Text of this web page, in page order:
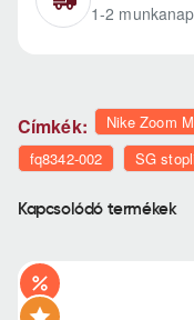
1-2 munkanap
Címkék:
Nike Zoom
fq8342-002
SG
Kapcsolódó termékek